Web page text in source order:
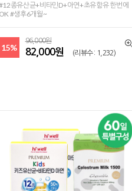
종유산균+비타민D+아연+초유함유 한번에
OK #생후6개월~
15%
96,000원
82,000원 (리뷰수 : 1,232)